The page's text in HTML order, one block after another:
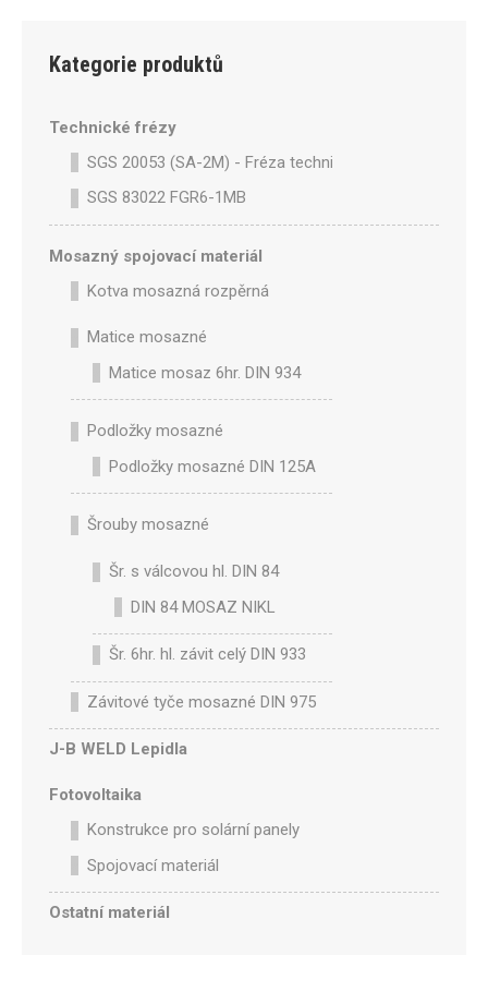
Kategorie produktů
Technické frézy
SGS 20053 (SA-2M) - Fréza technická SA-2M válcová
SGS 83022 FGR6-1MB
Mosazný spojovací materiál
Kotva mosazná rozpěrná
Matice mosazné
Matice mosaz 6hr. DIN 934
Podložky mosazné
Podložky mosazné DIN 125A
Šrouby mosazné
Šr. s válcovou hl. DIN 84
DIN 84 MOSAZ NIKL
Šr. 6hr. hl. závit celý DIN 933
Závitové tyče mosazné DIN 975
J-B WELD Lepidla
Fotovoltaika
Konstrukce pro solární panely
Spojovací materiál
Ostatní materiál